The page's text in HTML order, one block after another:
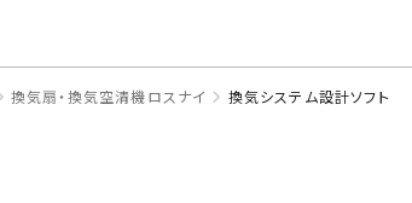
換気扇・換気空清機ロスナイ 換気システム設計ソフト